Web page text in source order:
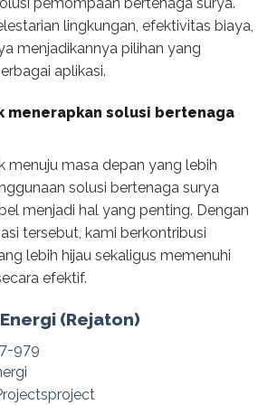
lingkungan, efektivitas biaya,
menjadikannya pilihan yang
aplikasi.
menerapkan solusi bertenaga
menuju masa depan yang lebih
solusi bertenaga surya
menjadi hal yang penting. Dengan
tersebut, kami berkontribusi
lebih hijau sekaligus memenuhi
efektif.
(Rejaton)
979